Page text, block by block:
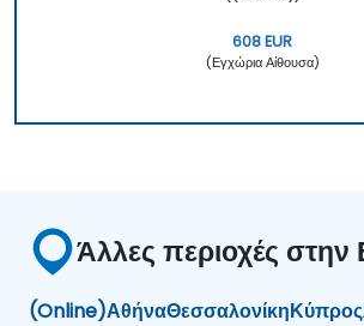
608 EUR
(Εγχώρια Αίθουσα)
Άλλες περιοχές
(Online)ΑθήναΘεσσαλονίκηΚύπρος